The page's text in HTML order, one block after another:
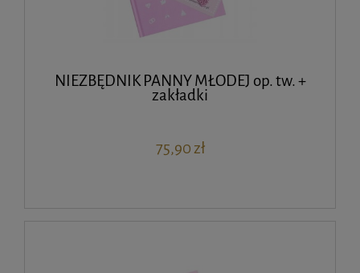
NIEZBĘDNIK PANNY MŁODEJ op. tw. +
zakładki
75,90 zł